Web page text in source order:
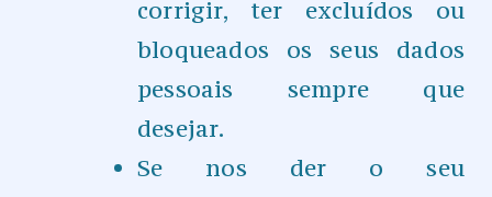
corrigir, ter excluídos ou
bloqueados os seus dados
pessoais sempre que
desejar.
Se nos der o seu